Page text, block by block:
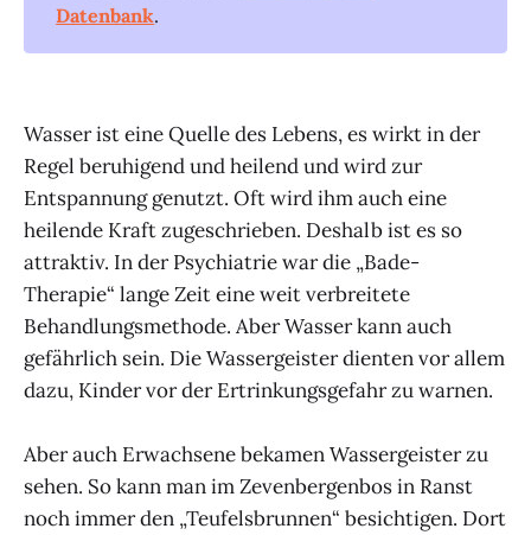
Datenbank.
Wasser ist eine Quelle des Lebens, es wirkt in der
Regel beruhigend und heilend und wird zur
Entspannung genutzt. Oft wird ihm auch eine
heilende Kraft zugeschrieben. Deshalb ist es so
attraktiv. In der Psychiatrie war die „Bade-
Therapie“ lange Zeit eine weit verbreitete
Behandlungsmethode. Aber Wasser kann auch
gefährlich sein. Die Wassergeister dienten vor allem
dazu, Kinder vor der Ertrinkungsgefahr zu warnen.
Aber auch Erwachsene bekamen Wassergeister zu
sehen. So kann man im Zevenbergenbos in Ranst
noch immer den „Teufelsbrunnen“ besichtigen. Dort